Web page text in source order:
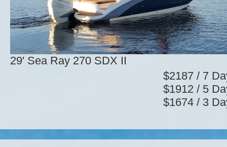
29' Sea Ray 270 SDX II
$2187 / 7
$1912 / 5
$1674 / 3